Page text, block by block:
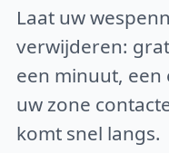
Laat uw
verwijderen:
een minuut,
uw zone
komt snel langs.